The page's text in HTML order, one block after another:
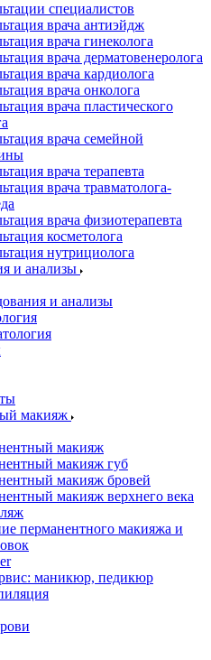
специалистов
врача антиэйдж
врача гинеколога
врача дерматовенеролога
врача кардиолога
врача онколога
врача пластического
врача семейной
врача терапевта
врача травматолога-
врача физиотерапевта
косметолога
нутрициолога
и анализы
и анализы
макияж
макияж
макияж губ
макияж бровей
макияж верхнего века
перманентного макияжа и
маникюр, педикюр